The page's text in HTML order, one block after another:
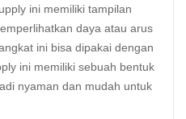
ini memiliki tampilan
daya atau arus
ini bisa dipakai dengan
ini memiliki sebuah bentuk
nyaman dan mudah untuk